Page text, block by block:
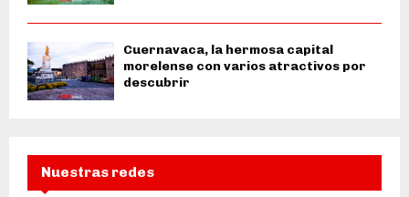
Cuernavaca, la hermosa capital
morelense con varios atractivos por
descubrir
Nuestras redes